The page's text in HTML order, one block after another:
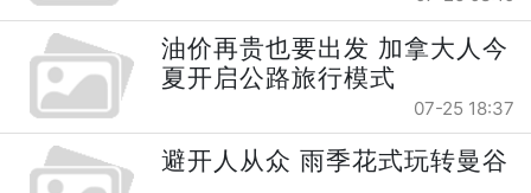
油价再贵也要出发 加拿大人今
夏开启公路旅行模式
07-25 18:37
避开人从众 雨季花式玩转曼谷